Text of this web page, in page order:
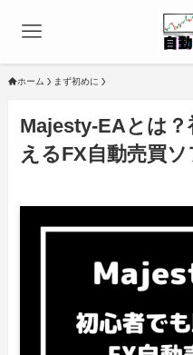
ホーム まず初めに
Majesty-EAとは
えるFX自動売買ソ